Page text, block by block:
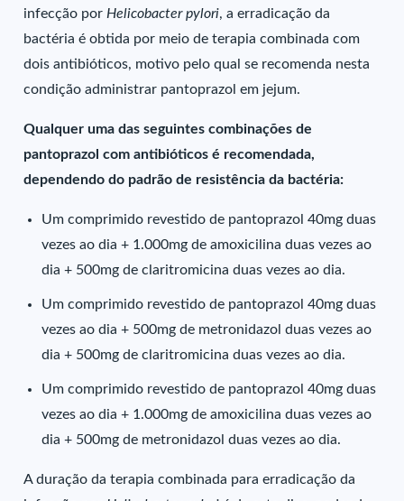
infecção por Helicobacter pylori, a erradicação da
bactéria é obtida por meio de terapia combinada com
dois antibióticos, motivo pelo qual se recomenda nesta
condição administrar pantoprazol em jejum.
Qualquer uma das seguintes combinações de
pantoprazol com antibióticos é recomendada,
dependendo do padrão de resistência da bactéria:
Um comprimido revestido de pantoprazol 40mg duas
vezes ao dia + 1.000mg de amoxicilina duas vezes ao
dia + 500mg de claritromicina duas vezes ao dia.
Um comprimido revestido de pantoprazol 40mg duas
vezes ao dia + 500mg de metronidazol duas vezes ao
dia + 500mg de claritromicina duas vezes ao dia.
Um comprimido revestido de pantoprazol 40mg duas
vezes ao dia + 1.000mg de amoxicilina duas vezes ao
dia + 500mg de metronidazol duas vezes ao dia.
A duração da terapia combinada para erradicação da